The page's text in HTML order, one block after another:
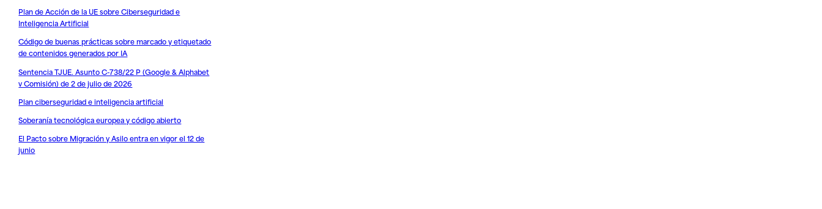
Plan de Acción de la UE sobre Ciberseguridad e
Inteligencia Artificial
Código de buenas prácticas sobre marcado y etiquetado
de contenidos generados por IA
Sentencia TJUE. Asunto C-738/22 P (Google & Alphabet
v Comisión) de 2 de julio de 2026
Plan ciberseguridad e inteligencia artificial
Soberanía tecnológica europea y código abierto
El Pacto sobre Migración y Asilo entra en vigor el 12 de
junio